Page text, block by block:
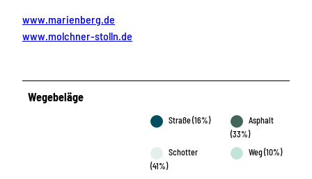
www.marienberg.de
www.molchner-stolln.de
Wegebeläge
Straße (16%)
Asphalt
(33%)
Schotter
(41%)
Weg (10%)